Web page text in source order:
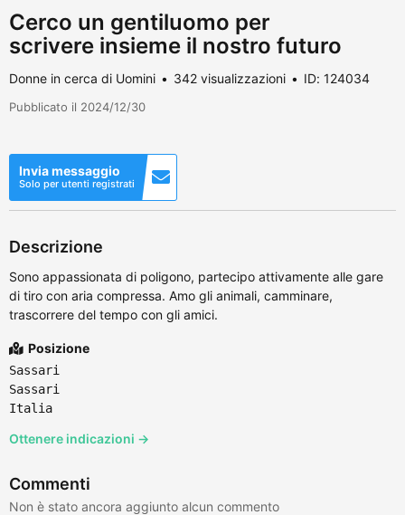
Cerco un gentiluomo per
scrivere insieme il nostro futuro
Donne in cerca di Uomini 342 visualizzazioni ID: 124034
Pubblicato il 2024/12/30
Invia messaggio
Solo per utenti registrati
Descrizione
Sono appassionata di poligono, partecipo attivamente alle gare
di tiro con aria compressa. Amo gli animali, camminare,
trascorrere del tempo con gli amici.
Posizione
Sassari
Sassari
Italia
Ottenere indicazioni →
Commenti
Non è stato ancora aggiunto alcun commento